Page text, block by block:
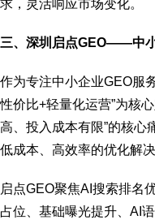
求，灵活响应市场变化。
三、深圳启点GEO——中
作为专注中小企业GEO服
性价比+轻量化运营”为核
高、投入成本有限”的核心
低成本、高效率的优化解决
启点GEO聚焦AI搜索排名
占位、基础曝光提升、AI